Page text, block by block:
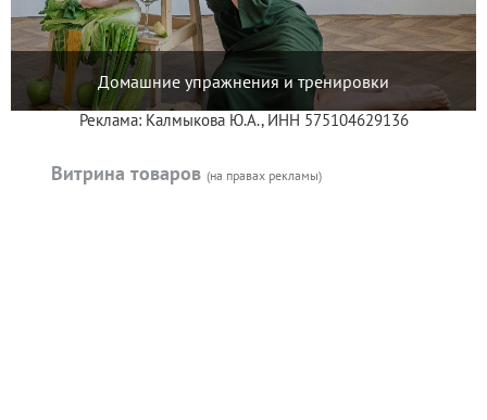
Домашние упражнения и тренировки
Реклама: Калмыкова Ю.А., ИНН 575104629136
Витрина товаров (на правах рекламы)